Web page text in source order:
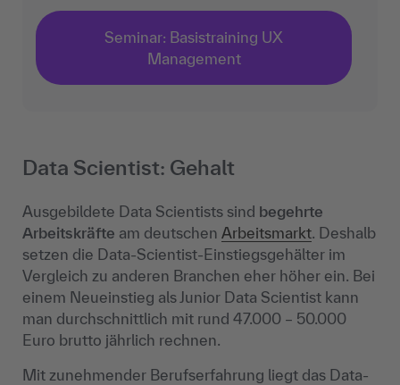
Seminar: Basistraining UX
Management
Data Scientist: Gehalt
Ausgebildete Data Scientists sind begehrte
Arbeitskräfte am deutschen Arbeitsmarkt. Deshalb
setzen die Data-Scientist-Einstiegsgehälter im
Vergleich zu anderen Branchen eher höher ein. Bei
einem Neueinstieg als Junior Data Scientist kann
man durchschnittlich mit rund 47.000 – 50.000
Euro brutto jährlich rechnen.
Mit zunehmender Berufserfahrung liegt das Data-